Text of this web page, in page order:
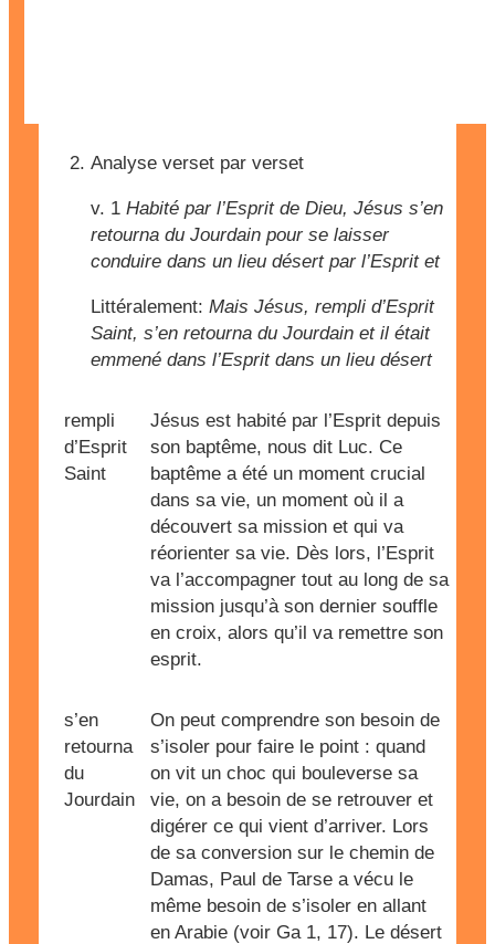
Analyse verset par verset
v. 1 Habité par l’Esprit de Dieu, Jésus s’en
retourna du Jourdain pour se laisser
conduire dans un lieu désert par l’Esprit et
Littéralement: Mais Jésus, rempli d’Esprit
Saint, s’en retourna du Jourdain et il était
emmené dans l’Esprit dans un lieu désert
rempli
d’Esprit
Saint
Jésus est habité par l’Esprit depuis
son baptême, nous dit Luc. Ce
baptême a été un moment crucial
dans sa vie, un moment où il a
découvert sa mission et qui va
réorienter sa vie. Dès lors, l’Esprit
va l’accompagner tout au long de sa
mission jusqu’à son dernier souffle
en croix, alors qu’il va remettre son
esprit.
s’en
retourna
du
Jourdain
On peut comprendre son besoin de
s’isoler pour faire le point : quand
on vit un choc qui bouleverse sa
vie, on a besoin de se retrouver et
digérer ce qui vient d’arriver. Lors
de sa conversion sur le chemin de
Damas, Paul de Tarse a vécu le
même besoin de s’isoler en allant
en Arabie (voir Ga 1, 17). Le désert